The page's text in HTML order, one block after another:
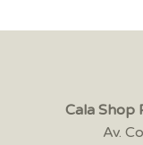
Cala Shop
Av.